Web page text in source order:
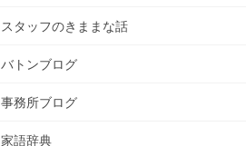
スタッフのきままな話
バトンブログ
事務所ブログ
家語辞典